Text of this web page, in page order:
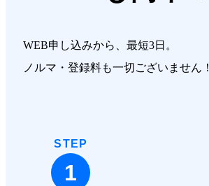
WEB申し込みから、最短3日。
ノルマ・登録料も一切ございません！
STEP
1